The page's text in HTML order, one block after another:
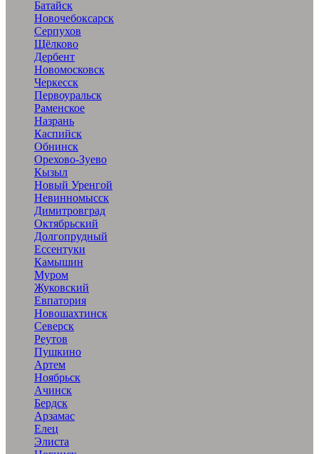
Батайск
Новочебоксарск
Серпухов
Щёлково
Дербент
Новомосковск
Черкесск
Первоуральск
Раменское
Назрань
Каспийск
Обнинск
Орехово-Зуево
Кызыл
Новый Уренгой
Невинномысск
Димитровград
Октябрьский
Долгопрудный
Ессентуки
Камышин
Муром
Жуковский
Евпатория
Новошахтинск
Северск
Реутов
Пушкино
Артем
Ноябрьск
Ачинск
Бердск
Арзамас
Елец
Элиста